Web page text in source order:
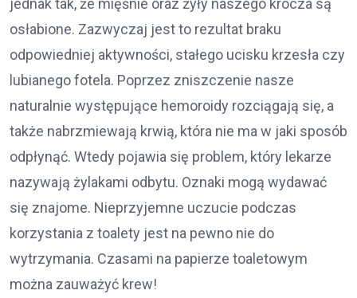
osłabione. Zazwyczaj jest to rezultat braku
odpowiedniej aktywności, stałego ucisku krzesła czy
lubianego fotela. Poprzez zniszczenie nasze
naturalnie występujące hemoroidy rozciągają się, a
także nabrzmiewają krwią, która nie ma w jaki sposób
odpłynąć. Wtedy pojawia się problem, który lekarze
nazywają żylakami odbytu. Oznaki mogą wydawać
się znajome. Nieprzyjemne uczucie podczas
korzystania z toalety jest na pewno nie do
wytrzymania. Czasami na papierze toaletowym
można zauważyć krew!